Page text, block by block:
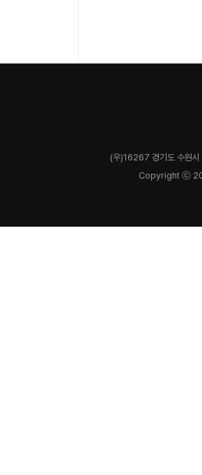
(우)16267 경기도 수원
Copyright ⓒ